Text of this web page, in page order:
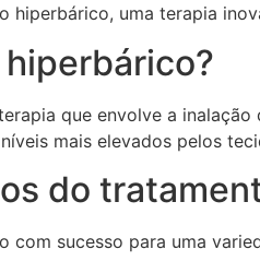
hiperbárico, uma terapia
que envolve a
mais elevados pelos
do
sucesso para uma